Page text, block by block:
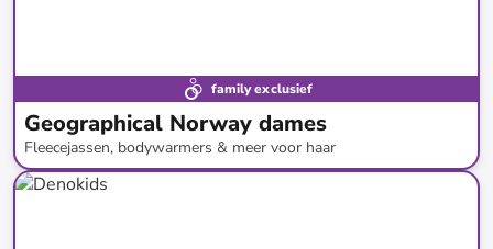
family exclusief
Geographical Norway dames
Fleecejassen, bodywarmers & meer voor haar
tot-75%*